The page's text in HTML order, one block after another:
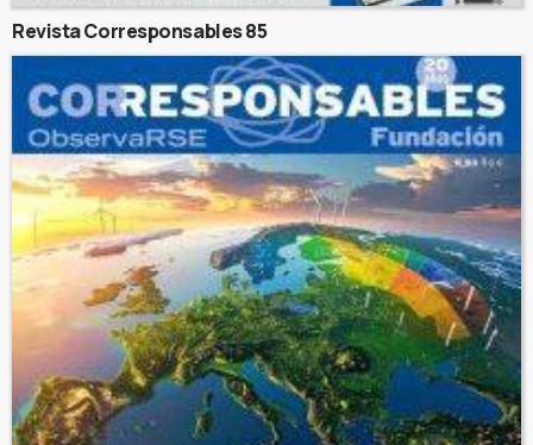
Revista Corresponsables 85